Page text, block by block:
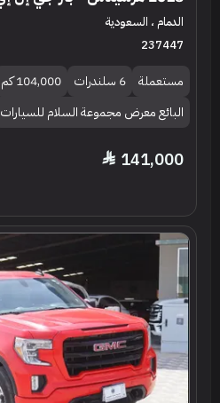
الدمام ، السعودية
237447
مستعملة 6 سلندرات
104,000 كم
البائع معرض مجموعة السلام للسيارات
141,000